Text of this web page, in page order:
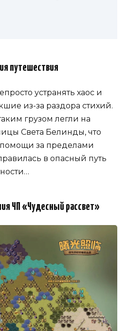
путешествия
устранять хаос и
из-за раздора стихий.
грузом легли на
Света Белинды, что
за пределами
в опасный путь
ЧП «Чудесный рассвет»